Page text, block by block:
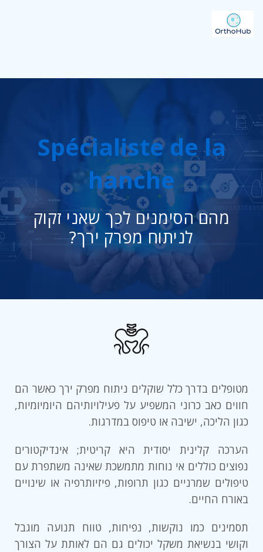
Spécialiste de la
hanche
מהם הסימנים לכך שאני זקוק
לניתוח מפרק ירך?
מטופלים בדרך כלל שוקלים ניתוח מפרק ירך כאשר הם
חווים כאב כרוני המשפיע על פעילויותיהם היומיומיות,
כגון הליכה, ישיבה או טיפוס במדרגות.
הערכה קלינית יסודית היא קריטית; אינדיקטורים
נפוצים כוללים אי נוחות מתמשכת שאינה משתפרת עם
טיפולים שמרניים כגון תרופות, פיזיותרפיה או שינויים
באורח החיים.
תסמינים כמו נוקשות, נפיחות, טווח תנועה מוגבל
וקושי בנשיאת משקל יכולים גם הם לאותת על הצורך